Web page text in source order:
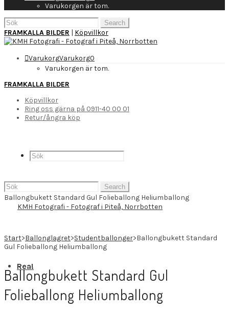
Varukorgen är tom.
Search
for:
FRAMKALLA BILDER | Köpvillkor
VarukorgVarukorg0
Varukorgen är tom.
FRAMKALLA BILDER
Köpvillkor
Ring oss gärna på 0911-40 00 01
Retur/ångra köp
Rea!
Search
for:
Ballongbukett Standard Gul Folieballong Heliumballong
Start>Ballonglagret>Studentballonger>Ballongbukett Standard
Gul Folieballong Heliumballong
Ballongbukett Standard Gul
Folieballong Heliumballong